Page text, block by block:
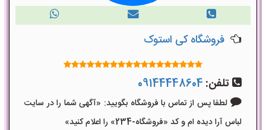
فروشگاه کی استوک
تلفن: 09144448604
لطفا پس از تماس با فروشگاه بگویید: «آگهی شما را در سایت
لباس آرا دیده ام و کد «فروشگاه-234» را اعلام کنید»